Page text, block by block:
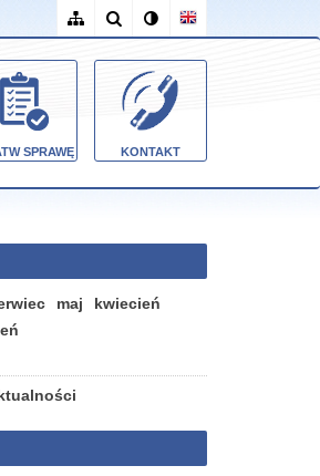
SPRAWĘ KONTAKT
maj
kwiecień